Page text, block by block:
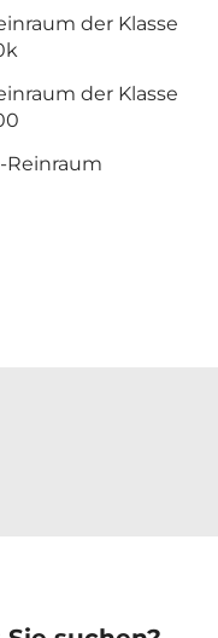
der Klasse
der Klasse
Reinraum